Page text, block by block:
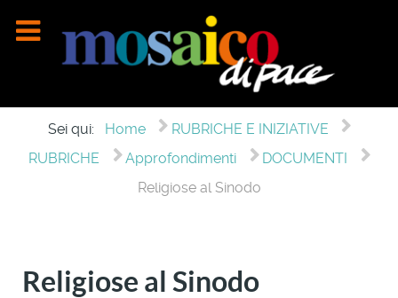
Sei qui: Home
RUBRICHE E INIZIATIVE
RUBRICHE
Approfondimenti
DOCUMENTI
Religiose al Sinodo
Religiose al Sinodo